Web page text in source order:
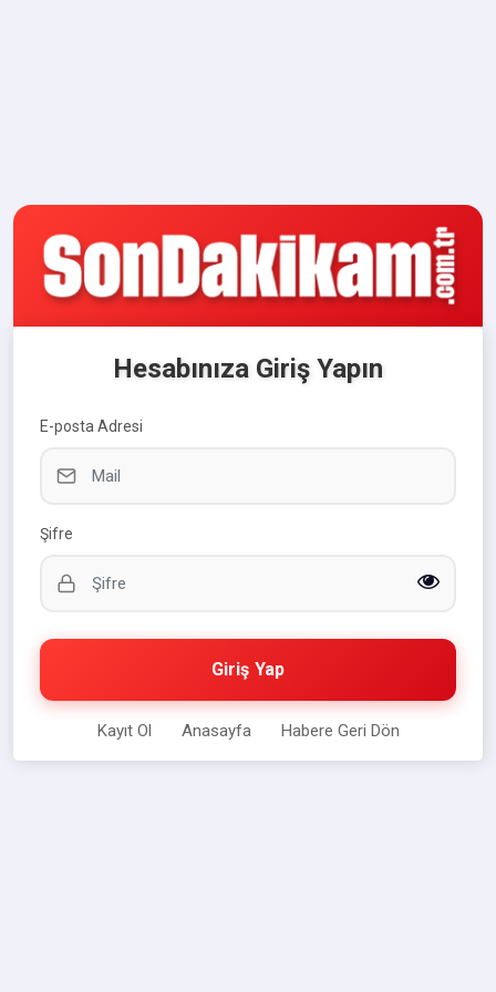
Hesabınıza Giriş Yapın
E-posta Adresi
Şifre
Giriş Yap
Kayıt Ol Anasayfa Habere Geri Dön